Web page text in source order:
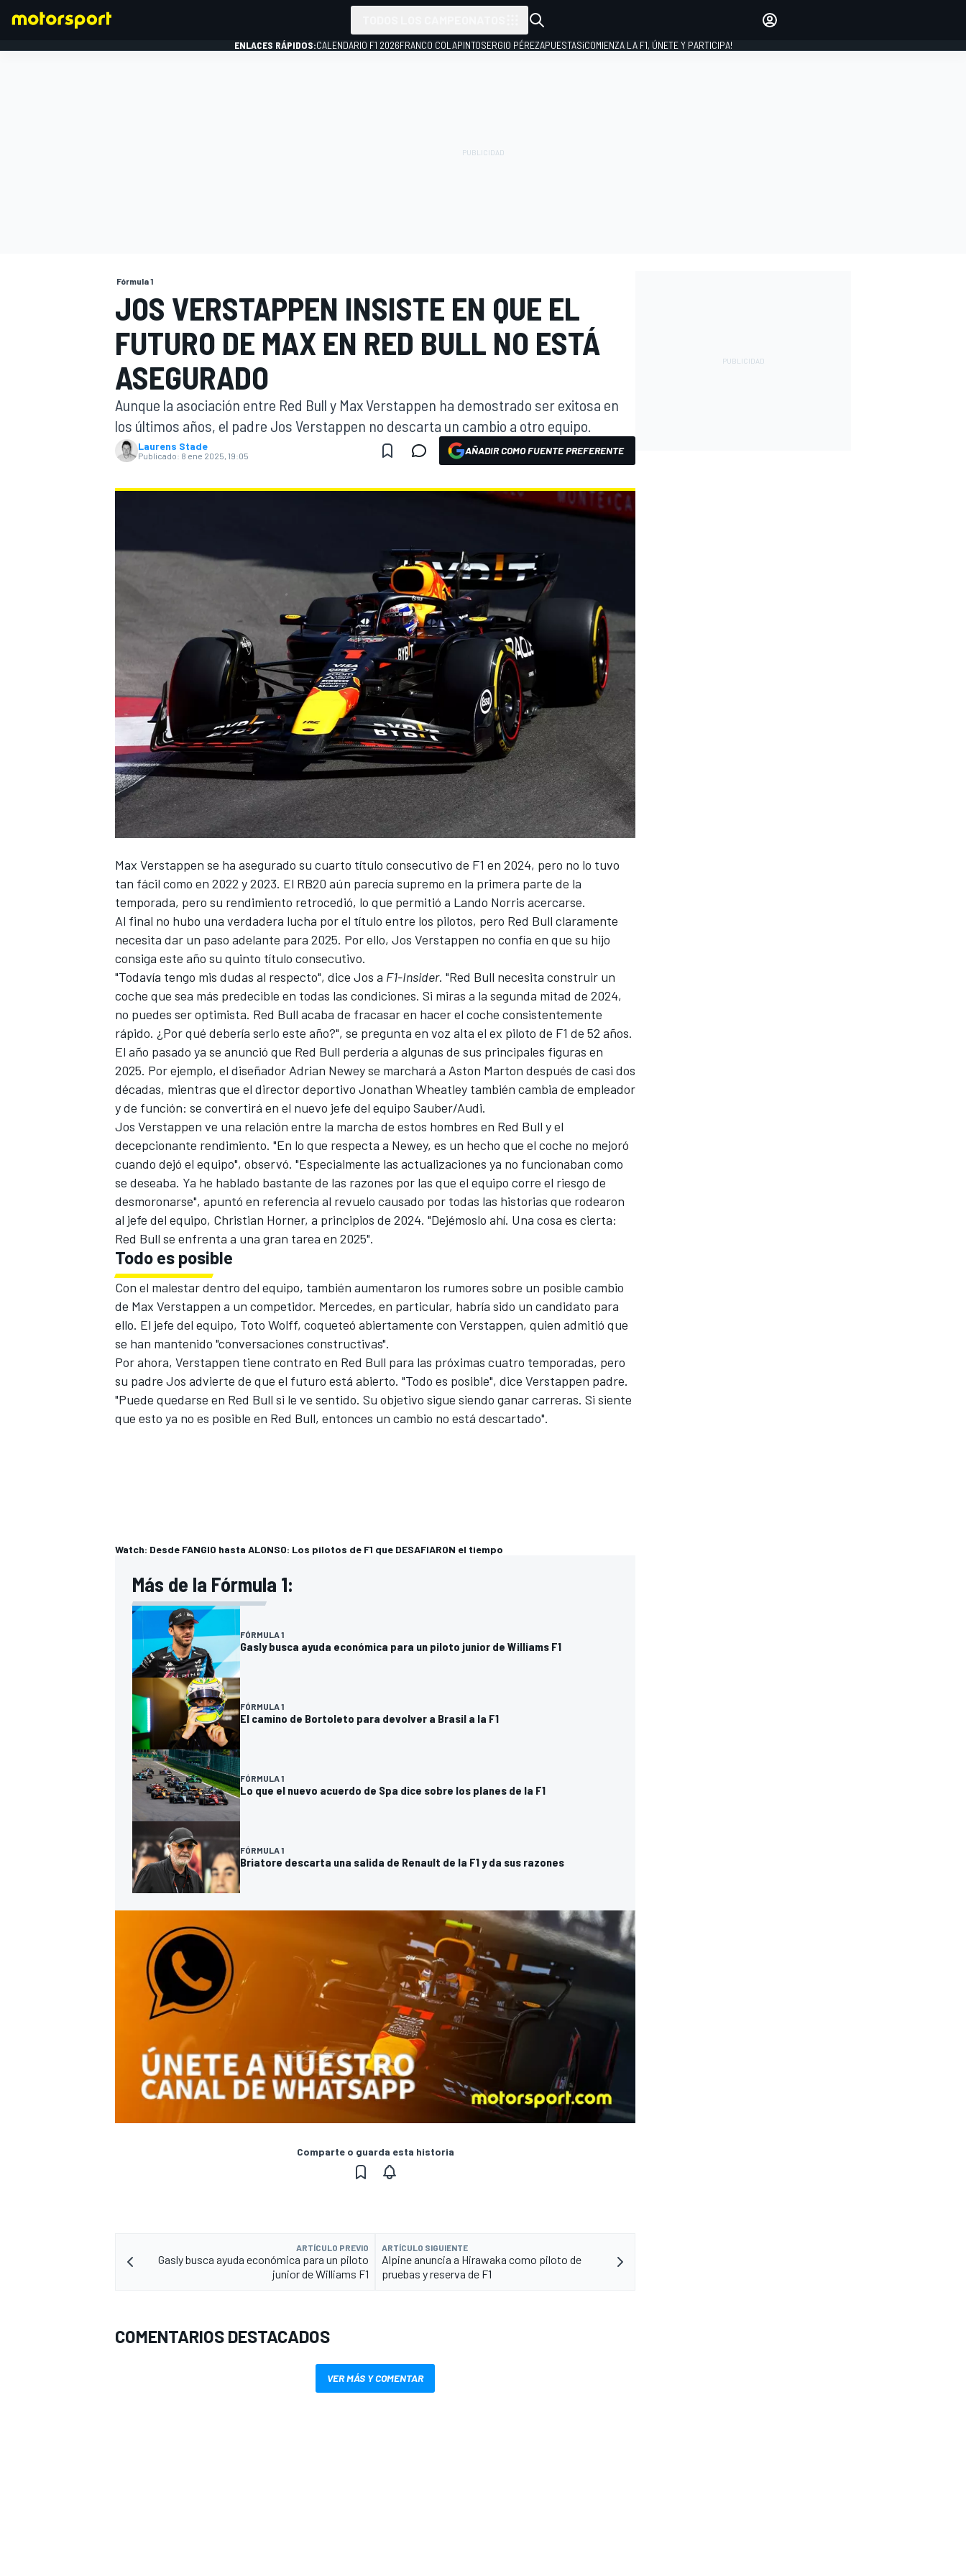
INDYCAR
NASCAR CUP
FÓRMULA E
WRC
MÁS CATEGORÍAS
INICIAR SESIÓN
ENLACES RÁPIDOS:CALENDARIO F1 2026FRANCO COLAPINTOSERGIO PÉREZAPUESTAS¡COMIENZA LA F1, ÚNETE Y PARTICIPA!
Fórmula 1
JOS VERSTAPPEN INSISTE EN QUE EL
FUTURO DE MAX EN RED BULL NO ESTÁ
ASEGURADO
Aunque la asociación entre Red Bull y Max Verstappen ha demostrado ser exitosa en
los últimos años, el padre Jos Verstappen no descarta un cambio a otro equipo.
Laurens Stade
Publicado: 8 ene 2025, 19:05 AÑADIR COMO FUENTE PREFERENTE
Max Verstappen se ha asegurado su cuarto título consecutivo de F1 en 2024, pero no lo tuvo
tan fácil como en 2022 y 2023. El RB20 aún parecía supremo en la primera parte de la
temporada, pero su rendimiento retrocedió, lo que permitió a Lando Norris acercarse.
Al final no hubo una verdadera lucha por el título entre los pilotos, pero Red Bull claramente
necesita dar un paso adelante para 2025. Por ello, Jos Verstappen no confía en que su hijo
consiga este año su quinto título consecutivo.
"Todavía tengo mis dudas al respecto", dice Jos a F1-Insider. "Red Bull necesita construir un
coche que sea más predecible en todas las condiciones. Si miras a la segunda mitad de 2024,
no puedes ser optimista. Red Bull acaba de fracasar en hacer el coche consistentemente
rápido. ¿Por qué debería serlo este año?", se pregunta en voz alta el ex piloto de F1 de 52 años.
El año pasado ya se anunció que Red Bull perdería a algunas de sus principales figuras en
2025. Por ejemplo, el diseñador Adrian Newey se marchará a Aston Marton después de casi dos
décadas, mientras que el director deportivo Jonathan Wheatley también cambia de empleador
y de función: se convertirá en el nuevo jefe del equipo Sauber/Audi.
Jos Verstappen ve una relación entre la marcha de estos hombres en Red Bull y el
decepcionante rendimiento. "En lo que respecta a Newey, es un hecho que el coche no mejoró
cuando dejó el equipo", observó. "Especialmente las actualizaciones ya no funcionaban como
se deseaba. Ya he hablado bastante de las razones por las que el equipo corre el riesgo de
desmoronarse", apuntó en referencia al revuelo causado por todas las historias que rodearon
al jefe del equipo, Christian Horner, a principios de 2024. "Dejémoslo ahí. Una cosa es cierta:
Red Bull se enfrenta a una gran tarea en 2025".
Todo es posible
Con el malestar dentro del equipo, también aumentaron los rumores sobre un posible cambio
de Max Verstappen a un competidor. Mercedes, en particular, habría sido un candidato para
ello. El jefe del equipo, Toto Wolff, coqueteó abiertamente con Verstappen, quien admitió que
se han mantenido "conversaciones constructivas".
Por ahora, Verstappen tiene contrato en Red Bull para las próximas cuatro temporadas, pero
su padre Jos advierte de que el futuro está abierto. "Todo es posible", dice Verstappen padre.
"Puede quedarse en Red Bull si le ve sentido. Su objetivo sigue siendo ganar carreras. Si siente
que esto ya no es posible en Red Bull, entonces un cambio no está descartado".
Watch: Desde FANGIO hasta ALONSO: Los pilotos de F1 que DESAFIARON el tiempo
Más de la Fórmula 1:
FÓRMULA 1
Gasly busca ayuda económica para un piloto junior de Williams F1
FÓRMULA 1
El camino de Bortoleto para devolver a Brasil a la F1
FÓRMULA 1
Lo que el nuevo acuerdo de Spa dice sobre los planes de la F1
FÓRMULA 1
Briatore descarta una salida de Renault de la F1 y da sus razones
Comparte o guarda esta historia
ARTÍCULO PREVIO
Gasly busca ayuda económica para un piloto
junior de Williams F1
ARTÍCULO SIGUIENTE
Alpine anuncia a Hirawaka como piloto de
pruebas y reserva de F1
COMENTARIOS DESTACADOS
VER MÁS Y COMENTAR